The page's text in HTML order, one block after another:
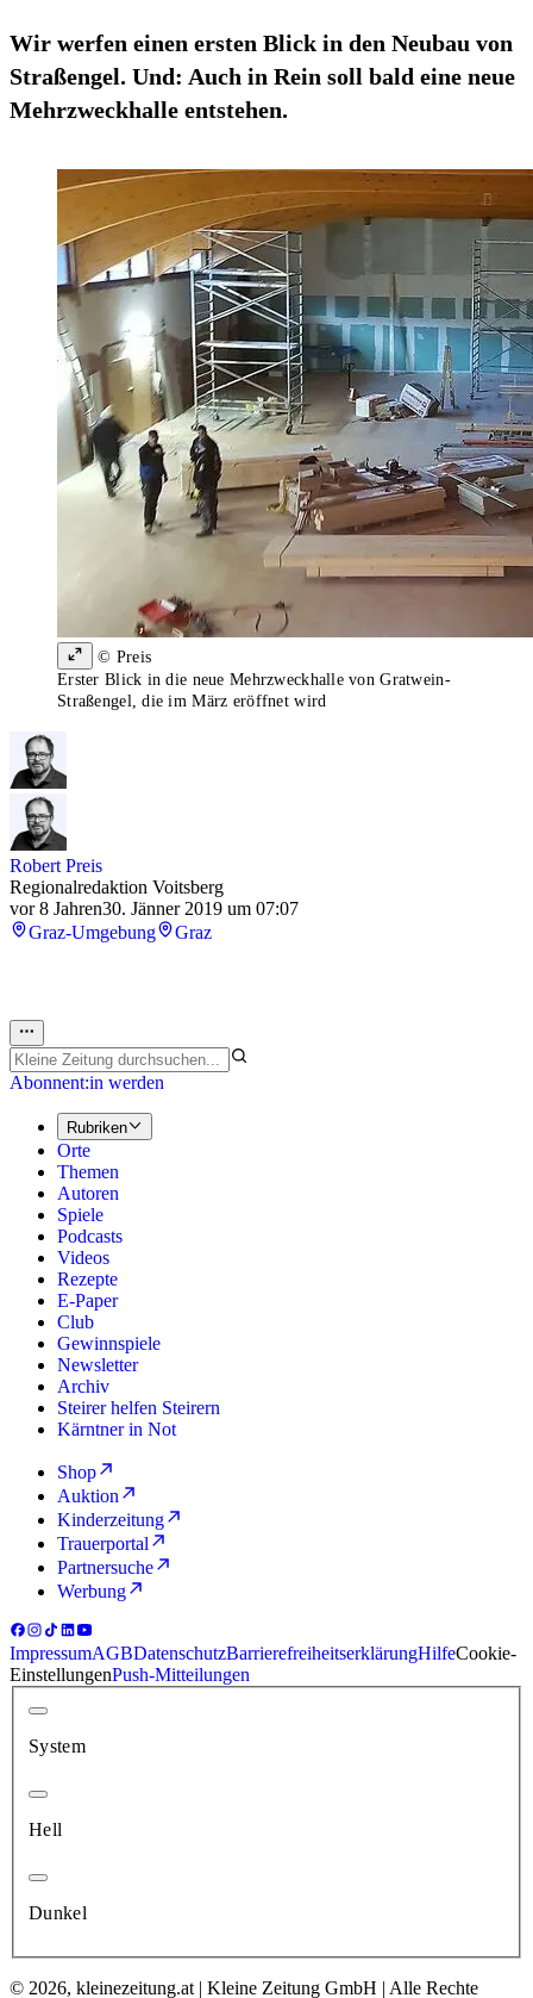
Wir werfen einen ersten Blick in den Neubau von
Straßengel. Und: Auch in Rein soll bald eine neue
Mehrzweckhalle entstehen.
© Preis
Erster Blick in die neue Mehrzweckhalle von Gratwein-
Straßengel, die im März eröffnet wird
Robert Preis
Regionalredaktion Voitsberg
vor 8 Jahren30. Jänner 2019 um 07:07
Graz-Umgebung
Graz
Abonnent:in werden
Rubriken
Orte
Themen
Autoren
Spiele
Podcasts
Videos
Rezepte
E-Paper
Club
Gewinnspiele
Newsletter
Archiv
Steirer helfen Steirern
Kärntner in Not
Shop
Auktion
Kinderzeitung
Trauerportal
Partnersuche
Werbung
ImpressumAGBDatenschutzBarrierefreiheitserklärungHilfeCookie-
EinstellungenPush-Mitteilungen
System
Hell
Dunkel
© 2026, kleinezeitung.at | Kleine Zeitung GmbH | Alle Rechte